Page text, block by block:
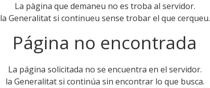
La pàgina que demaneu no es troba al servidor.
la Generalitat si continueu sense trobar el que cerqueu.
Página no encontrada
La página solicitada no se encuentra en el servidor.
la Generalitat si continúa sin encontrar lo que busca.